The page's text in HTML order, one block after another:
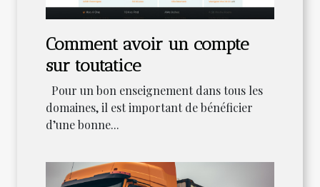
Comment avoir un compte
sur toutatice
Pour un bon enseignement dans tous les
domaines, il est important de bénéficier
d’une bonne...